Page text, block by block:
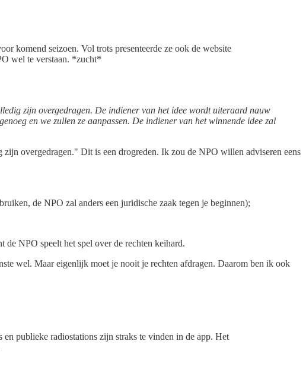
komend seizoen. Vol trots presenteerde ze ook de website
wel te verstaan. *zucht*
zijn overgedragen. De indiener van het idee wordt uiteraard nauw
en we zullen ze aanpassen. De indiener van het winnende idee zal
overgedragen." Dit is een drogreden. Ik zou de NPO willen adviseren eens
de NPO zal anders een juridische zaak tegen je beginnen);
NPO speelt het spel over de rechten keihard.
wel. Maar eigenlijk moet je nooit je rechten afdragen. Daarom ben ik ook
publieke radiostations zijn straks te vinden in de app. Het